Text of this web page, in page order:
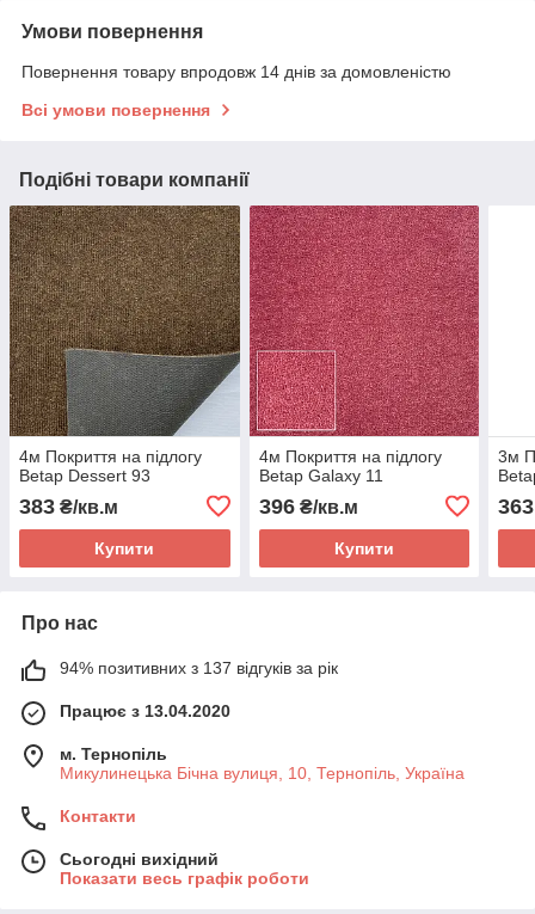
Умови повернення
Повернення товару впродовж 14 днів за домовленістю
Всі умови повернення
Подібні товари компанії
4м Покриття на підлогу
Betap Dessert 93
383 ₴/кв.м
Купити
4м Покриття на підлогу
Betap Galaxy 11
396₴/кв.м
Купити
3м
363
Про нас
94% позитивних з 137 відгуків за рік
Працює з 13.04.2020
м. Тернопіль
Микулинецька Бічна вулиця, 10, Тернопіль, Україна
Контакти
Сьогодні вихідний
Показати весь графік роботи